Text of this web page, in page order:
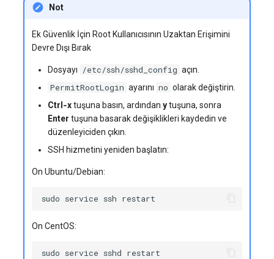
Not
Ek Güvenlik İçin Root Kullanıcısının Uzaktan Erişimini
Devre Dışı Bırak
Dosyayı /etc/ssh/sshd_config açın.
PermitRootLogin ayarını no olarak değiştirin.
Ctrl‑xtuşuna basın, ardındanytuşuna, sonra
Enter tuşuna basarak değişiklikleri kaydedin ve
düzenleyiciden çıkın.
SSH hizmetini yeniden başlatın:
On Ubuntu/Debian:
sudo service ssh
On CentOS:
sudo service sshd